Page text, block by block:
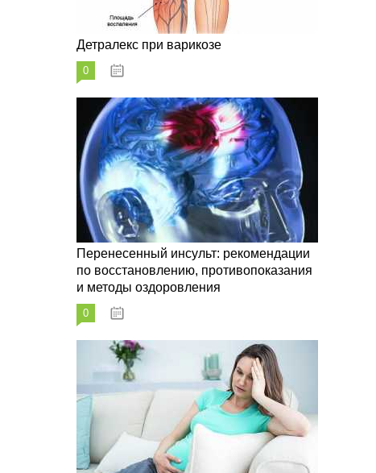
Детралекс при варикозе
0
Перенесенный инсульт: рекомендации
по восстановлению, противопоказания
и методы оздоровления
0